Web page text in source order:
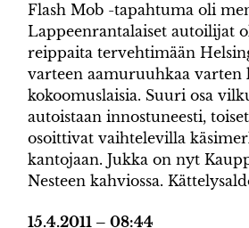
Flash Mob -tapahtuma oli
Lappeenrantalaiset autoilijat
reippaita tervehtimään
varteen aamuruuhkaa varten
kokoomuslaisia. Suuri osa
autoistaan innostuneesti,
osoittivat vaihtelevilla
kantojaan. Jukka on nyt
Nesteen kahviossa.
15.4.2011 – 08:44